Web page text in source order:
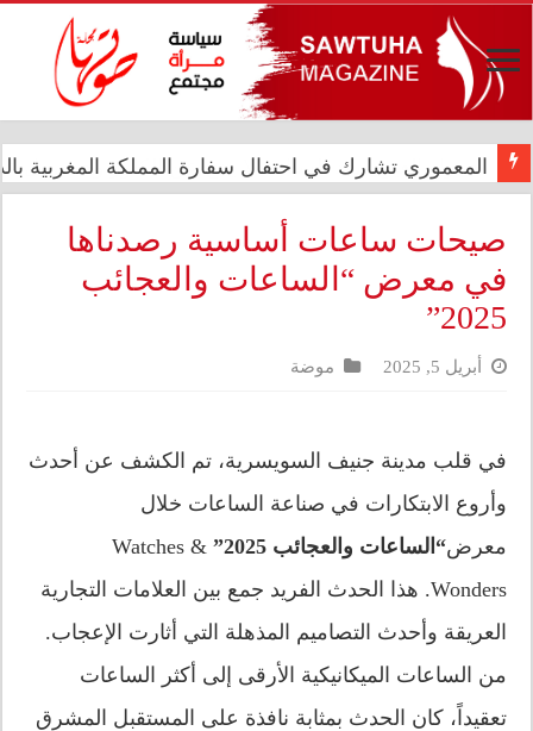
المعموري تشارك في احتفال سفارة المملكة المغربية بالذكرى الـ27
صيحات ساعات أساسية رصدناها
في معرض “الساعات والعجائب
2025”
أبريل 5, 2025 موضة
في قلب مدينة جنيف السويسرية، تم الكشف عن أحدث
وأروع الابتكارات في صناعة الساعات خلال
معرض“الساعات والعجائب 2025”
Watches &
Wonders. هذا الحدث الفريد جمع بين العلامات التجارية
العريقة وأحدث التصاميم المذهلة التي أثارت الإعجاب.
من الساعات الميكانيكية الأرقى إلى أكثر الساعات
تعقيداً، كان الحدث بمثابة نافذة على المستقبل المشرق